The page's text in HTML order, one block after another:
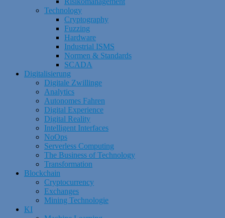
Technology
Cryptography
Fuzzing
Hardware
Industrial ISMS
Normen & Standards
SCADA
Digitalisierung
Digitale Zwillinge
Analytics
Autonomes Fahren
Digital Experience
Digital Reality
Intelligent Interfaces
NoOps
Serverless Computing
The Business of Technology
Transformation
Blockchain
Cryptocurrency
Exchanges
Mining Technologie
KI